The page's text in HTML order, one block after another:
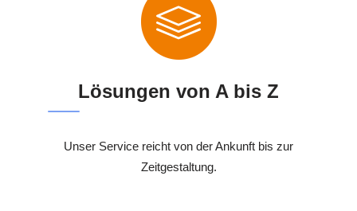
Lösungen von A bis Z
Unser Service reicht von der Ankunft bis zur
Zeitgestaltung.